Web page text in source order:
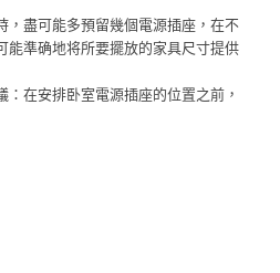
，盡可能多預留幾個電源插座，在不
能準确地将所要擺放的家具尺寸提供
：在安排卧室電源插座的位置之前，